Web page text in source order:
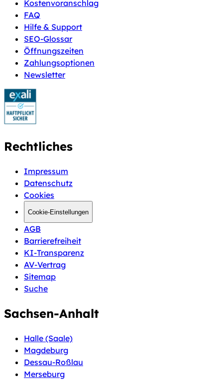
Kostenvoranschlag
FAQ
Hilfe & Support
SEO-Glossar
Öffnungszeiten
Zahlungsoptionen
Newsletter
Rechtliches
Impressum
Datenschutz
Cookies
Cookie-Einstellungen
AGB
Barrierefreiheit
KI-Transparenz
AV-Vertrag
Sitemap
Suche
Sachsen-Anhalt
Halle (Saale)
Magdeburg
Dessau-Roßlau
Merseburg